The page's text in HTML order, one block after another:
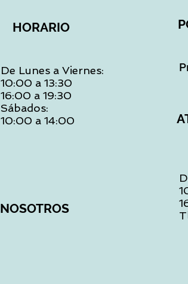
HORARIO
De Lunes a Viernes:
10:00 a 13:30
16:00 a 19:30
Sábados:
10:00 a 14:00
NOSOTROS